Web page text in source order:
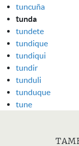
tuncuña
tunda
tundete
tundique
tundiqui
tundir
tunduli
tunduque
tune